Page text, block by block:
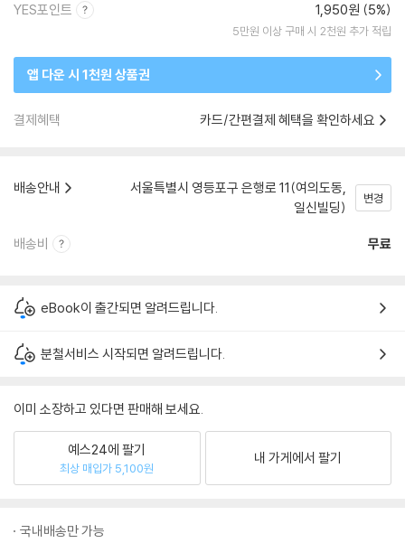
YES포인트 1,950원 (5%)
5만원 이상 구매 시 2천원 추가 적립
앱 다운 시 1천원 상품권
결제혜택 카드/간편결제 혜택을 확인하세요
배송안내
서울특별시 영등포구 은행로 11(여의도동,
일신빌딩)
변경
배송비 무료
eBook이 출간되면 알려드립니다.
분철서비스 시작되면 알려드립니다.
이미 소장하고 있다면 판매해 보세요.
예스24에 팔기
최상 매입가 5,100원
내 가게에서 팔기
국내배송만 가능